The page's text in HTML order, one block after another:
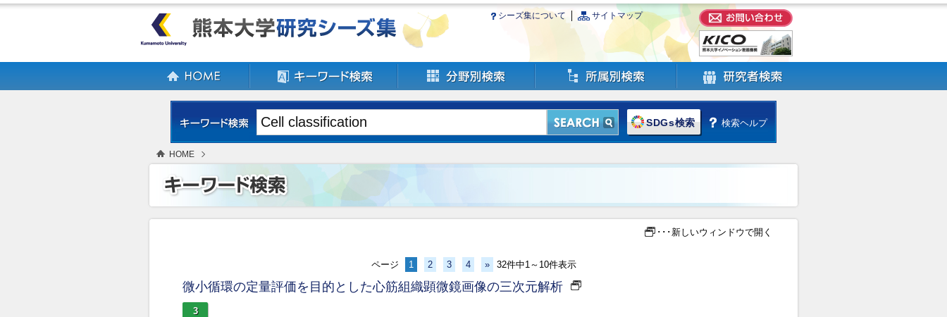
シーズ集について サイトマップ
SDGs検索 検索ヘルプ
HOME
･･･新しいウィンドウで開く
ページ 1 2 3 4 » 32件中1～10件表示
微小循環の定量評価を目的とした心筋組織顕微鏡画像の三次元解析
3